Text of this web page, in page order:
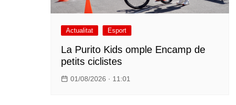
Actualitat Esport
La Purito Kids omple Encamp de
petits ciclistes
01/08/2026 · 11:01